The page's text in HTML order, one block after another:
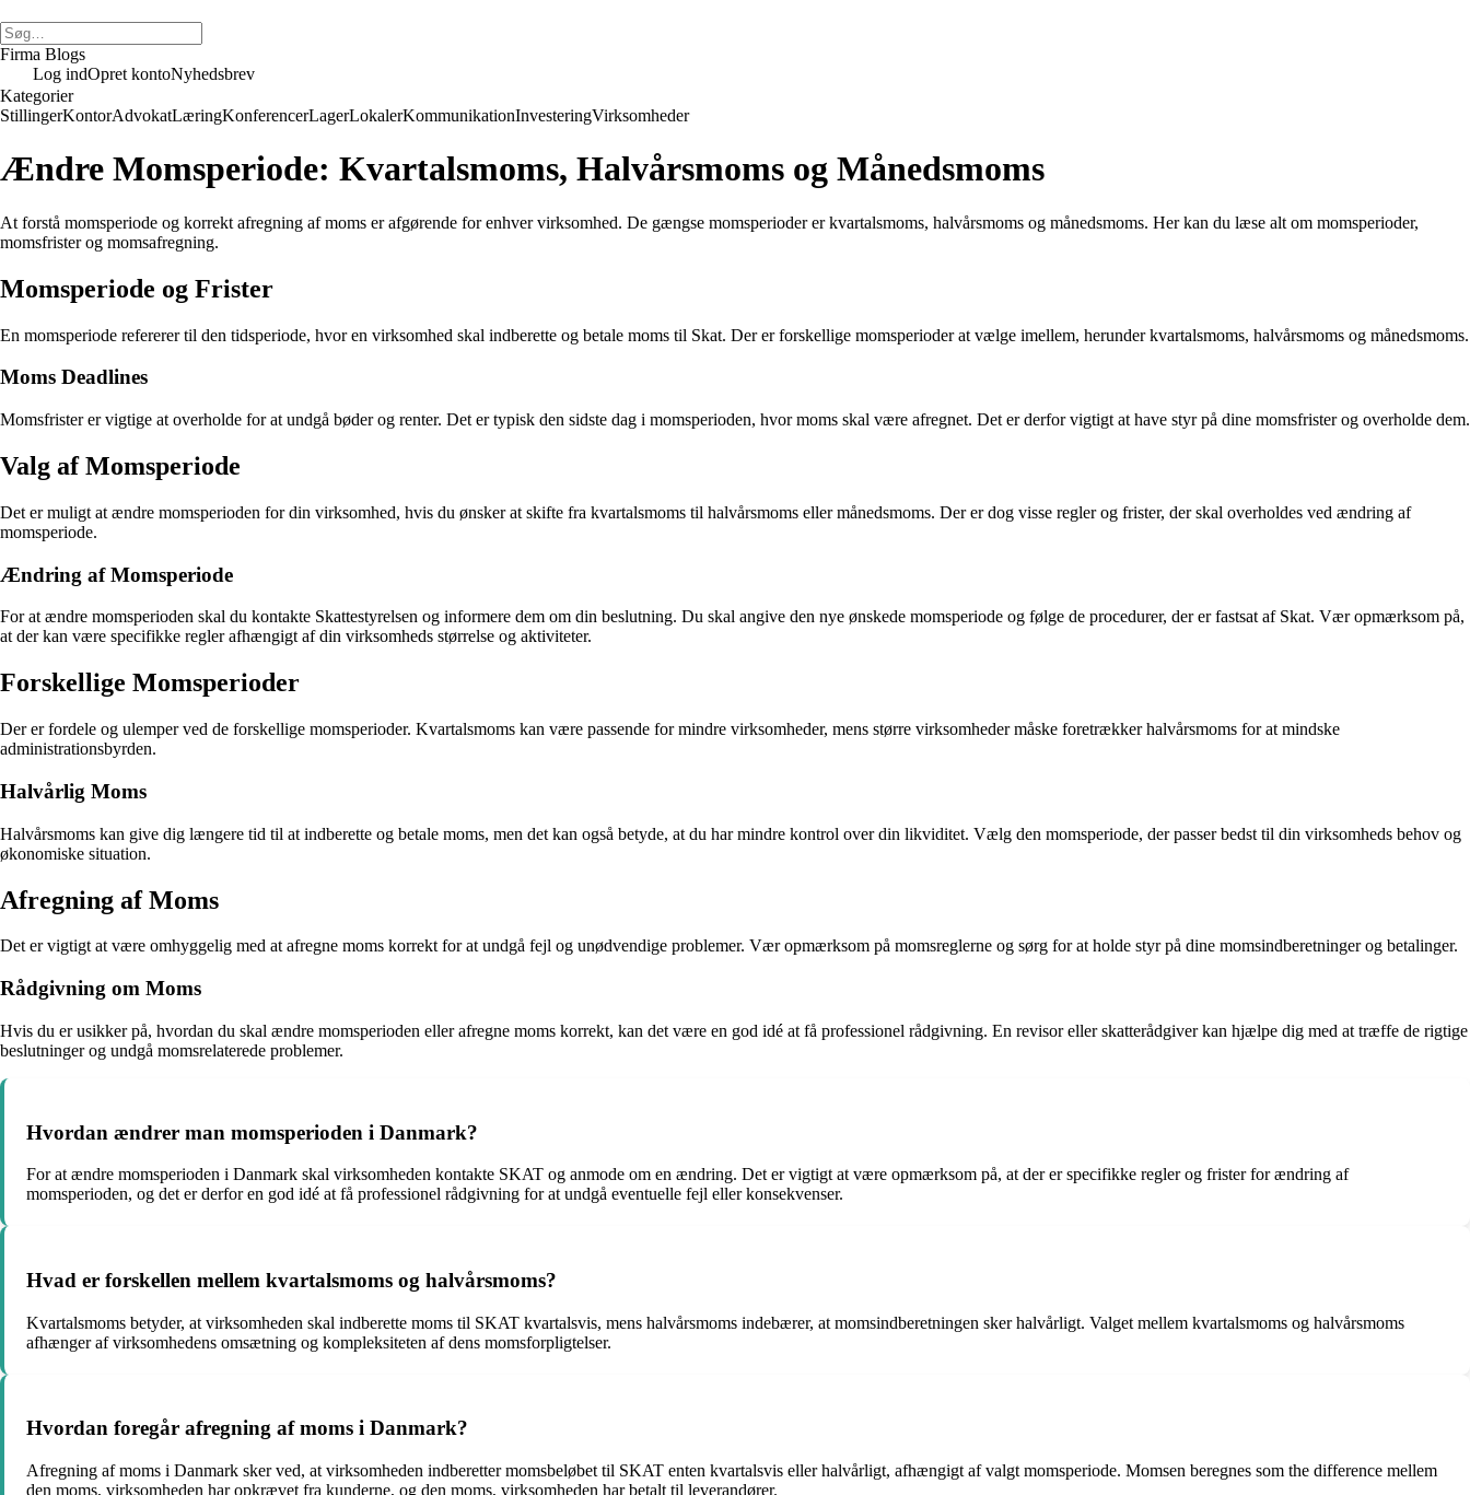
Firma Blogs
Log indOpret kontoNyhedsbrev
Kategorier
StillingerKontorAdvokatLæringKonferencerLagerLokalerKommunikationInvesteringVirksomheder
Ændre Momsperiode: Kvartalsmoms, Halvårsmoms og Månedsmoms
At forstå momsperiode og korrekt afregning af moms er afgørende for enhver virksomhed. De gængse momsperioder er kvartalsmoms, halvårsmoms og månedsmoms. Her kan du læse alt om momsperioder,
momsfrister og momsafregning.
Momsperiode og Frister
En momsperiode refererer til den tidsperiode, hvor en virksomhed skal indberette og betale moms til Skat. Der er forskellige momsperioder at vælge imellem, herunder kvartalsmoms, halvårsmoms og månedsmoms.
Moms Deadlines
Momsfrister er vigtige at overholde for at undgå bøder og renter. Det er typisk den sidste dag i momsperioden, hvor moms skal være afregnet. Det er derfor vigtigt at have styr på dine momsfrister og overholde dem.
Valg af Momsperiode
Det er muligt at ændre momsperioden for din virksomhed, hvis du ønsker at skifte fra kvartalsmoms til halvårsmoms eller månedsmoms. Der er dog visse regler og frister, der skal overholdes ved ændring af
momsperiode.
Ændring af Momsperiode
For at ændre momsperioden skal du kontakte Skattestyrelsen og informere dem om din beslutning. Du skal angive den nye ønskede momsperiode og følge de procedurer, der er fastsat af Skat. Vær opmærksom på,
at der kan være specifikke regler afhængigt af din virksomheds størrelse og aktiviteter.
Forskellige Momsperioder
Der er fordele og ulemper ved de forskellige momsperioder. Kvartalsmoms kan være passende for mindre virksomheder, mens større virksomheder måske foretrækker halvårsmoms for at mindske
administrationsbyrden.
Halvårlig Moms
Halvårsmoms kan give dig længere tid til at indberette og betale moms, men det kan også betyde, at du har mindre kontrol over din likviditet. Vælg den momsperiode, der passer bedst til din virksomheds behov og
økonomiske situation.
Afregning af Moms
Det er vigtigt at være omhyggelig med at afregne moms korrekt for at undgå fejl og unødvendige problemer. Vær opmærksom på momsreglerne og sørg for at holde styr på dine momsindberetninger og betalinger.
Rådgivning om Moms
Hvis du er usikker på, hvordan du skal ændre momsperioden eller afregne moms korrekt, kan det være en god idé at få professionel rådgivning. En revisor eller skatterådgiver kan hjælpe dig med at træffe de rigtige
beslutninger og undgå momsrelaterede problemer.
Hvordan ændrer man momsperioden i Danmark?
For at ændre momsperioden i Danmark skal virksomheden kontakte SKAT og anmode om en ændring. Det er vigtigt at være opmærksom på, at der er specifikke regler og frister for ændring af
momsperioden, og det er derfor en god idé at få professionel rådgivning for at undgå eventuelle fejl eller konsekvenser.
Hvad er forskellen mellem kvartalsmoms og halvårsmoms?
Kvartalsmoms betyder, at virksomheden skal indberette moms til SKAT kvartalsvis, mens halvårsmoms indebærer, at momsindberetningen sker halvårligt. Valget mellem kvartalsmoms og halvårsmoms
afhænger af virksomhedens omsætning og kompleksiteten af dens momsforpligtelser.
Hvordan foregår afregning af moms i Danmark?
Afregning af moms i Danmark sker ved, at virksomheden indberetter momsbeløbet til SKAT enten kvartalsvis eller halvårligt, afhængigt af valgt momsperiode. Momsen beregnes som the difference mellem
den moms, virksomheden har opkrævet fra kunderne, og den moms, virksomheden har betalt til leverandører.